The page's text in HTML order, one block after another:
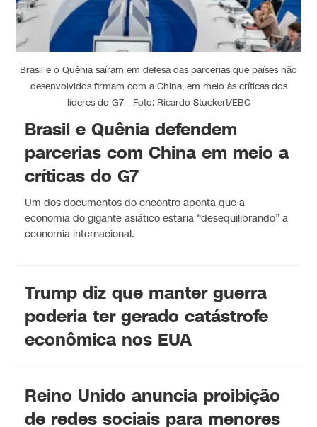
Brasil e o Quênia saíram em defesa das parcerias que países não
desenvolvidos firmam com a China, em meio às críticas dos
líderes do G7 - Foto: Ricardo Stuckert/EBC
Brasil e Quênia defendem
parcerias com China em meio a
críticas do G7
Um dos documentos do encontro aponta que a
economia do gigante asiático estaria “desequilibrando” a
economia internacional.
Trump diz que manter guerra
poderia ter gerado catástrofe
econômica nos EUA
Reino Unido anuncia proibição
de redes sociais para menores